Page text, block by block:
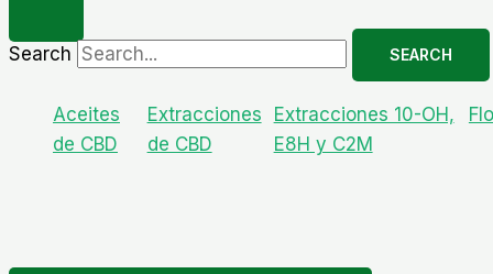
Search SEARCH
Aceites
de CBD
Extracciones
de CBD
Extracciones 10-OH,
E8H y C2M